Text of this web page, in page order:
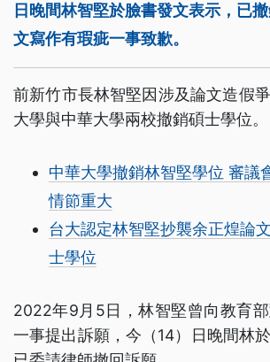
日晚間林智堅於臉書發文表示，已
文寫作有瑕疵一事致歉。
前新竹市長林智堅因涉及論文造假
大學與中華大學兩校撤銷碩士學位。
中華大學撤銷林智堅學位 審議
情節重大
台大認定林智堅抄襲余正煌論
士學位
2022年9月5日，林智堅曾向教育
一事提出訴願，今（14）日晚間林